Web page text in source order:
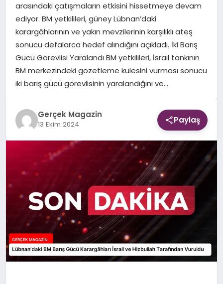
EKONOMI
DÜNYA
arasındaki çatışmaların etkisini hissetmeye devam
ediyor. BM yetkilileri, güney Lübnan’daki
karargâhlarının ve yakın mevzilerinin karşılıklı ateş
sonucu defalarca hedef alındığını açıkladı. İki Barış
Gücü Görevlisi Yaralandı BM yetkilileri, İsrail tankının
BM merkezindeki gözetleme kulesini vurması sonucu
iki barış gücü görevlisinin yaralandığını ve…
Gerçek Magazin
13 Ekim 2024 Paylaş